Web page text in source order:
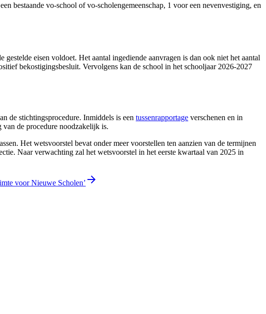
bestaande vo-school of vo-scholengemeenschap, 1 voor een nevenvestiging, en
eisen voldoet. Het aantal ingediende aanvragen is dan ook niet het aantal
bekostigingsbesluit. Vervolgens kan de school in het schooljaar 2026-2027
de stichtingsprocedure. Inmiddels is een tussenrapportage verschenen en in
van de procedure noodzakelijk is.
Het wetsvoorstel bevat onder meer voorstellen ten aanzien van de termijnen
Naar verwachting zal het wetsvoorstel in het eerste kwartaal van 2025 in
voor Nieuwe Scholen’